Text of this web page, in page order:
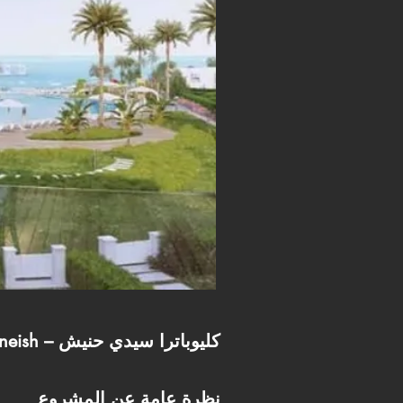
Cleopatra Sidi Heneish – كليوباترا سيدي حنيش